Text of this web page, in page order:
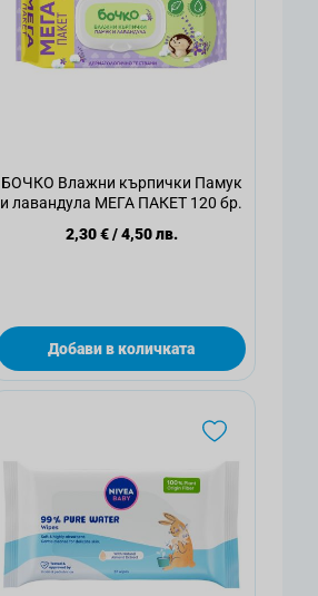
БОЧКО Влажни кърпички Памук
и лавандула МЕГА ПАКЕТ 120 бр.
2,30 €/4,50 лв.
Добави в количката